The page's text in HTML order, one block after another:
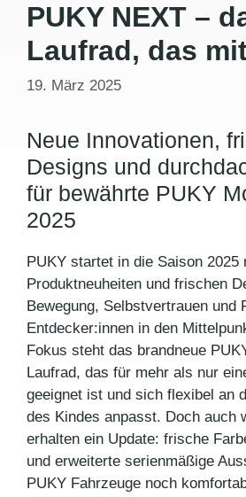
PUKY NEXT –
Laufrad, das
19. März 2025
Neue Innovationen,
Designs und
für bewährte PUKY
2025
PUKY startet in die Saison 2025
Produktneuheiten und frischen
Bewegung, Selbstvertrauen und
Entdecker:innen in den
Fokus steht das brandneue
Laufrad, das für mehr als nur
geeignet ist und sich flexibel an
des Kindes anpasst. Doch auch
erhalten ein Update: frische
und erweiterte serienmäßige
PUKY Fahrzeuge noch